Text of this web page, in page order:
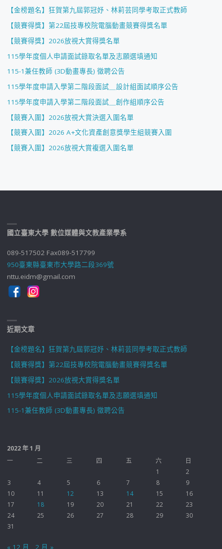
【金榜題名】狂賀第九屆郭冠妤、林莉芸同學考取正式教師
【競賽得獎】第22屆技專校院電腦動畫競賽得獎名單
【競賽得獎】2026放視大賞得獎名單
115學年度個人申請面試錄取名單及志願選填通知
115-1兼任教師 (3D動畫專長) 徵聘公告
115學年度申請入學第二階段面試＿設計組面試順序公告
115學年度申請入學第二階段面試＿創作組順序公告
【競賽入圍】2026放視大賞決選入圍名單
【競賽入圍】2026 A+文化資產創意獎學生組競賽入圍
【競賽入圍】2026放視大賞複選入圍名單
國立臺東大學 數位媒體與文教產業學系
089-517502 Fax089-517799
950臺東縣臺東市大學路二段369號
nttu.eidm@gmail.com
近期文章
【金榜題名】狂賀第九屆郭冠妤、林莉芸同學考取正式教師
【競賽得獎】第22屆技專校院電腦動畫競賽得獎名單
【競賽得獎】2026放視大賞得獎名單
115學年度個人申請面試錄取名單及志願選填通知
115-1兼任教師 (3D動畫專長) 徵聘公告
2022 年 1 月
一
二 三 四 五 六
日
1
2
3
4 5 6 7 8
9
10
11 12 13 14 15
16
17
18 19 20 21 22
23
24
25 26 27 28 29
30
31
« 12 月 2 月 »